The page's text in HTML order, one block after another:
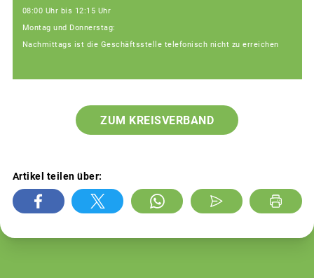
08:00 Uhr bis 12:15 Uhr
Montag und Donnerstag:
Nachmittags ist die Geschäftsstelle telefonisch nicht zu erreichen
ZUM KREISVERBAND
Artikel teilen über: